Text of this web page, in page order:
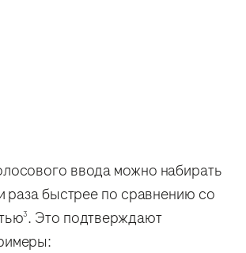
ввода можно набирать
раза быстрее по сравнению со
3. Это подтверждают